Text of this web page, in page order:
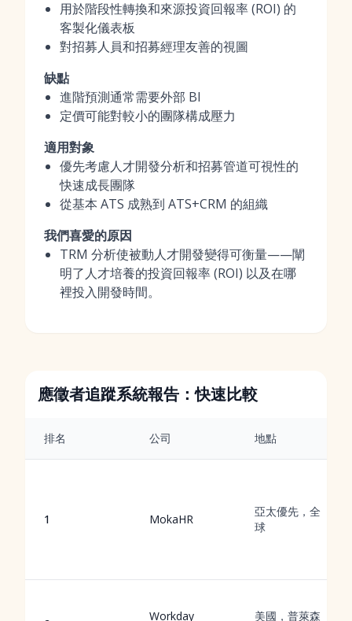
用於階段性轉換和來源投資回報率 (ROI) 的
客製化儀表板
對招募人員和招募經理友善的視圖
缺點
進階預測通常需要外部 BI
定價可能對較小的團隊構成壓力
適用對象
優先考慮人才開發分析和招募管道可視性的
快速成長團隊
從基本 ATS 成熟到 ATS+CRM 的組織
我們喜愛的原因
TRM 分析使被動人才開發變得可衡量——闡
明了人才培養的投資回報率 (ROI) 以及在哪
裡投入開發時間。
應徵者追蹤系統報告：快速比較
排名 公司 地點
1 MokaHR
亞太優先，全
球
Workday 美國，普萊森